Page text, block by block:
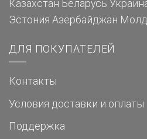
Казахстан Беларусь
Эстония Азербайджан
ДЛЯ ПОКУПАТЕЛЕЙ
Контакты
Условия доставки и оплаты
Поддержка